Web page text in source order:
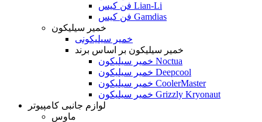
فن کیس Lian-Li
فن کیس Gamdias
خمیر سیلیکون
خمیر سیلیکونی
خمیر سیلیکون بر اساس برند
خمیر سیلیکون Noctua
خمیر سیلیکون Deepcool
خمیر سیلیکون CoolerMaster
خمیر سیلیکون Grizzly Kryonaut
لوازم جانبی کامپیوتر
ماوس